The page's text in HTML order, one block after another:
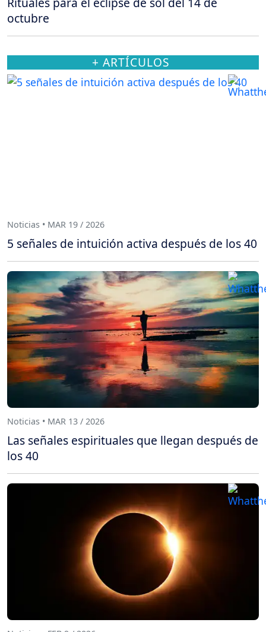
octubre
+ ARTÍCULOS
Noticias • MAR 19 / 2026
5 señales de intuición activa después de los 40
Noticias • MAR 13 / 2026
Las señales espirituales que llegan después de
los 40